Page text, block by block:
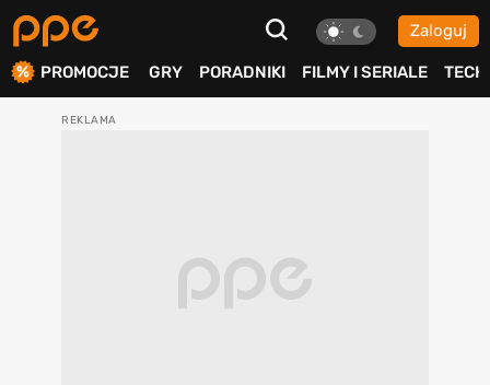
Zaloguj
PROMOCJE GRY PORADNIKI FILMY I SERIALE TECH